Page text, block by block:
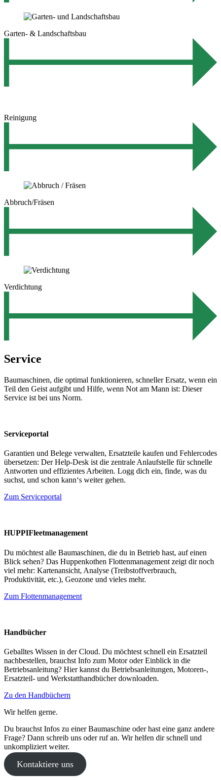
Garten- & Landschaftsbau
Reinigung
Abbruch/Fräsen
Verdichtung
Service
Baumaschinen, die optimal funktionieren, schneller Ersatz, wenn ein
Teil den Geist aufgibt und Hilfe, wenn Not am Mann ist: Dieser
Service ist bei uns Norm.
Serviceportal
Garantien und Belege verwalten, Ersatzteile kaufen und Fehlercodes
übersetzen: Der Help-Desk ist die zentrale Anlaufstelle für schnelle
Antworten und effizientes Arbeiten. Logg dich ein, finde, was du
suchst, und schon kann‘s weiter gehen.
Zum Serviceportal
HUPPIFleetmanagement
Du möchtest alle Baumaschinen, die du in Betrieb hast, auf einen
Blick sehen? Das Huppenkothen Flottenmanagement zeigt dir noch
viel mehr: Kartenansicht, Analyse (Treibstoffverbrauch,
Produktivität, etc.), Geozone und vieles mehr.
Zum Flottenmanagement
Handbücher
Geballtes Wissen in der Cloud. Du möchtest schnell ein Ersatzteil
nachbestellen, brauchst Info zum Motor oder Einblick in die
Betriebsanleitung? Hier kannst du Betriebsanleitungen, Motoren-,
Ersatzteil- und Werkstatthandbücher downloaden.
Zu den Handbüchern
Wir helfen gerne.
Du brauchst Infos zu einer Baumaschine oder hast eine ganz andere
Frage? Dann schreib uns oder ruf an. Wir helfen dir schnell und
unkompliziert weiter.
Kontaktiere uns